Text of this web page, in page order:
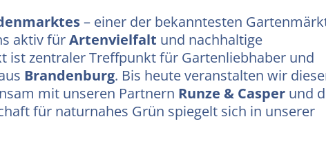
– einer der bekanntesten
aktiv fürArtenvielfalt und nachhaltige
ist zentraler Treffpunkt für Gartenliebhaber und
Brandenburg. Bis heute veranstalten wir
mit unseren Partnern Runze & Casper und
für naturnahes Grün spiegelt sich in unserer